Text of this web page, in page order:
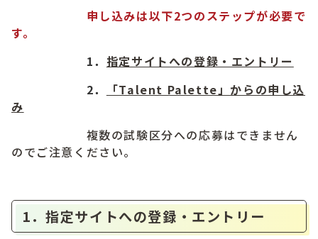
申し込みは以下2つのステップが必要で
す。
1． 指定サイトへの登録・エントリー
2．
「Talent Palette」からの申し込
み
複数の試験区分への応募はできません
のでご注意ください。
1．指定サイトへの登録・エントリー